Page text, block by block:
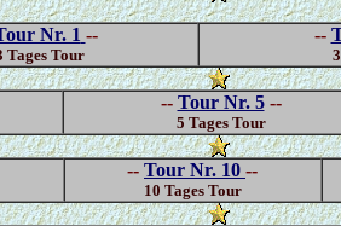
Nr. 1 --
Tages Tour
--
-- Tour Nr. 5--
5 Tages Tour
-- Tour Nr. 10 --
10 Tages Tour